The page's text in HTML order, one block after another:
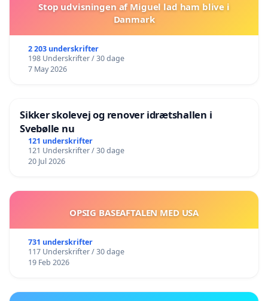
Stop udvisningen af Miguel lad ham blive i
Danmark
2 203 underskrifter
198 Underskrifter / 30 dage
7 May 2026
Sikker skolevej og renover idrætshallen i
Svebølle nu
121 underskrifter
121 Underskrifter / 30 dage
20 Jul 2026
OPSIG BASEAFTALEN MED USA
731 underskrifter
117 Underskrifter / 30 dage
19 Feb 2026